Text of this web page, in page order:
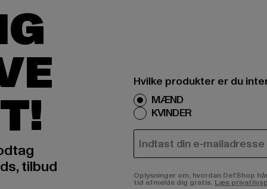
tilbud
Hvilke produkter er du
MÆND
KVINDER
E-MAIL
Oplysninger om, hvordan DefShop
tid afmelde dig gratis. Læs